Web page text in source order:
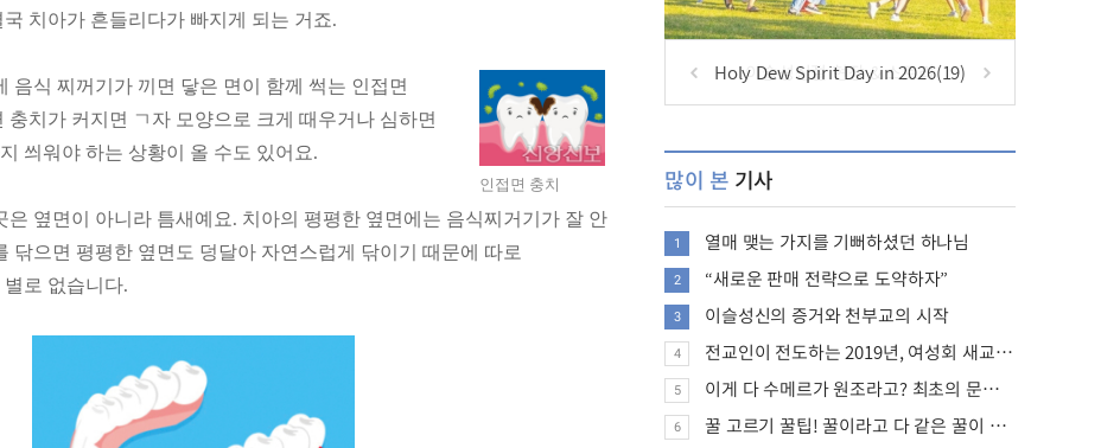
치아가 흔들리다가 빠지게 되는 거죠.
인접면 충치
음식 찌꺼기가 끼면 닿은 면이 함께 썩는 인접면
충치가 커지면 ㄱ자 모양으로 크게 때우거나 심하면
씌워야 하는 상황이 올 수도 있어요.
은 옆면이 아니라 틈새예요. 치아의 평평한 옆면에는 음식찌거기가 잘 안
닦으면 평평한 옆면도 덩달아 자연스럽게 닦이기 때문에 따로
로 없습니다.
Holy Dew Spirit Day in 2026(19)
많이 본 기사
1 열매 맺는 가지를 기뻐하셨던 하나님
2 “새로운 판매 전략으로 도약하자”
3 이슬성신의 증거와 천부교의 시작
4 전교인이 전도하는 2019년, 여성회 새교인 증가 추세
5 이게 다 수메르가 원조라고? 최초의 문명, 수메르는 어떤 문명이었을까?
6 꿀 고르기 꿀팁! 꿀이라고 다 같은 꿀이 아니다!